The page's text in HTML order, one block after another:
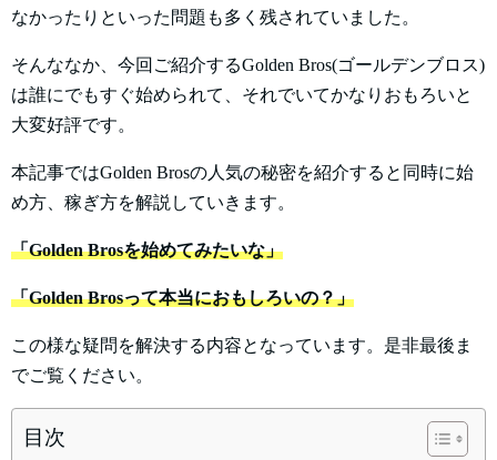
なかったりといった問題も多く残されていました。
そんななか、今回ご紹介するGolden Bros(ゴールデンブロス)
は誰にでもすぐ始められて、それでいてかなりおもろいと
大変好評です。
本記事ではGolden Brosの人気の秘密を紹介すると同時に始
め方、稼ぎ方を解説していきます。
「Golden Brosを始めてみたいな」
「Golden Brosって本当におもしろいの？」
この様な疑問を解決する内容となっています。是非最後ま
でご覧ください。
目次